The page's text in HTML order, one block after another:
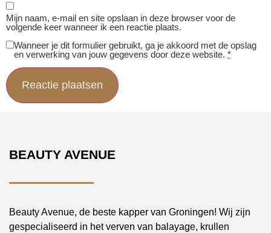
Mijn naam, e-mail en site opslaan in deze browser voor de
volgende keer wanneer ik een reactie plaats.
Wanneer je dit formulier gebruikt, ga je akkoord met de opslag
en verwerking van jouw gegevens door deze website. *
BEAUTY AVENUE
Beauty Avenue, de beste kapper van Groningen! Wij zijn
gespecialiseerd in het verven van balayage, krullen